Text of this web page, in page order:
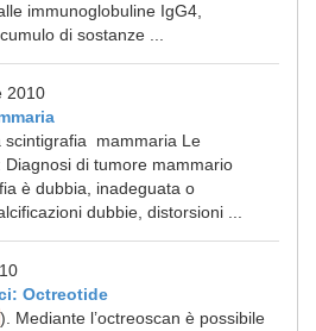
immunoglobuline IgG4,
di sostanze ...
2010
scintigrafia mammaria Le
Diagnosi di tumore mammario
è dubbia, inadeguata o
dubbie, distorsioni ...
Octreotide
). Mediante l’octreoscan è possibile